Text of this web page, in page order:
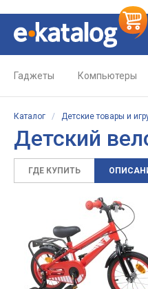
Гаджеты Компьютеры
Каталог / Детские товары и
Детский
ГДЕ КУПИТЬ